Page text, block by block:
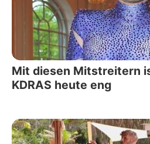
Mit diesen Mitstreitern
KDRAS heute eng